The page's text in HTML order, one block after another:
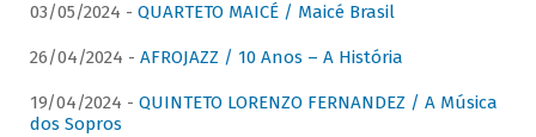
03/05/2024 - QUARTETO MAICÉ / Maicé Brasil
26/04/2024 - AFROJAZZ / 10 Anos – A História
19/04/2024 - QUINTETO LORENZO FERNANDEZ / A Música
dos Sopros